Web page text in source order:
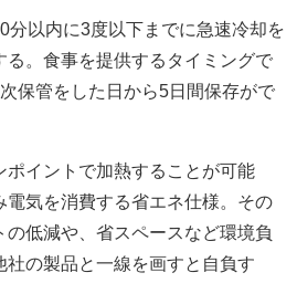
以内に3度以下までに急速冷却を
る。食事を提供するタイミングで
保管をした日から5日間保存がで
イントで加熱することが可能
電気を消費する省エネ仕様。その
低減や、省スペースなど環境負
の製品と一線を画すと自負す